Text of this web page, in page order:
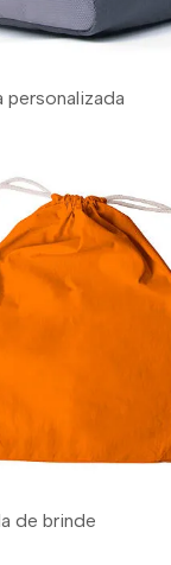
personalizada
de brinde